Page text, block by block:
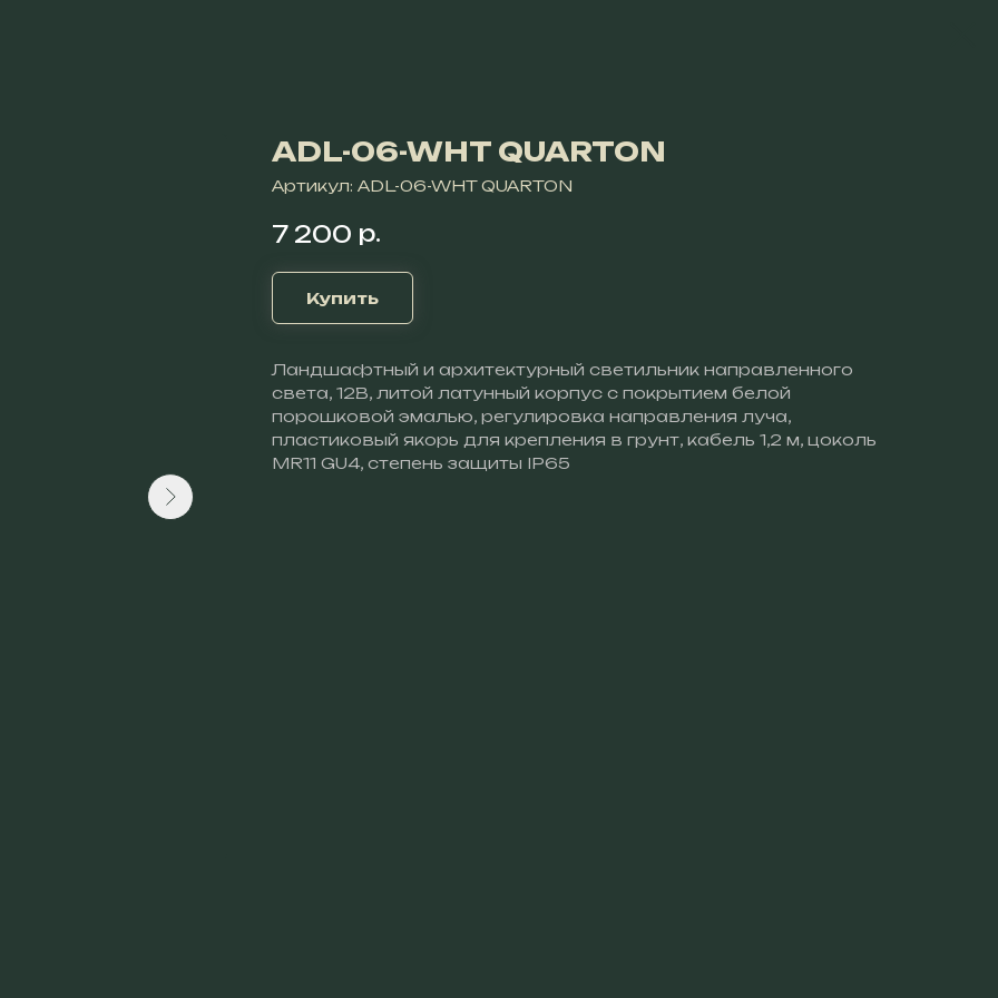
ADL-06-WHT QUARTON
Артикул: ADL-06-WHT QUARTON
7 200 р.
Купить
Ландшафтный и архитектурный светильник направленного
света, 12В, литой латунный корпус с покрытием белой
порошковой эмалью, регулировка направления луча,
пластиковый якорь для крепления в грунт, кабель 1,2 м, цоколь
MR11 GU4, степень защиты IP65